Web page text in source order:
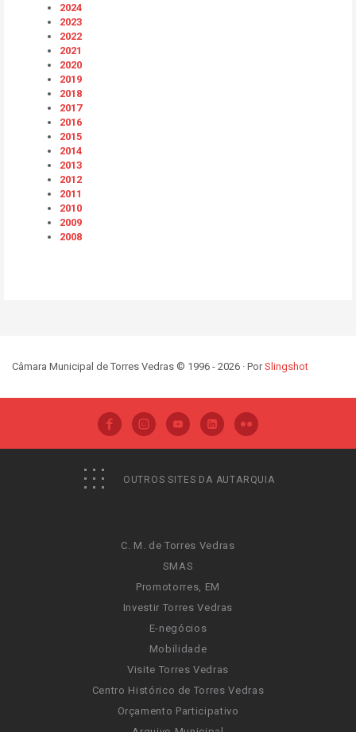
2024
2023
2022
2021
2020
2019
2018
2017
2016
2015
2014
2013
2012
2011
2010
2009
2008
Câmara Municipal de Torres Vedras © 1996 - 2026 · PorSlingshot
OUTROS SITES DA AUTARQUIA
C. M. de Torres Vedras
SMAS
Promotorres, EM
Investir Torres Vedras
E-negócios
Mobilidade
Visite Torres Vedras
Centro Histórico de Torres Vedras
Orçamento Participativo